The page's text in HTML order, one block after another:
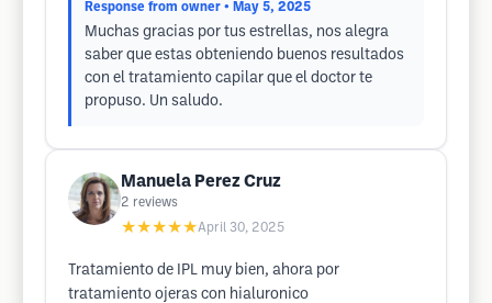
Response from owner • May 5, 2025
Muchas gracias por tus estrellas, nos alegra
saber que estas obteniendo buenos resultados
con el tratamiento capilar que el doctor te
propuso. Un saludo.
Manuela Perez Cruz
2 reviews
★★★★★April 30, 2025
Tratamiento de IPL muy bien, ahora por
tratamiento ojeras con hialuronico